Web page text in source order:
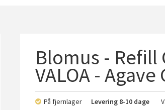
Blomus - Refill
VALOA - Agave
På fjernlager Levering 8-10 dage